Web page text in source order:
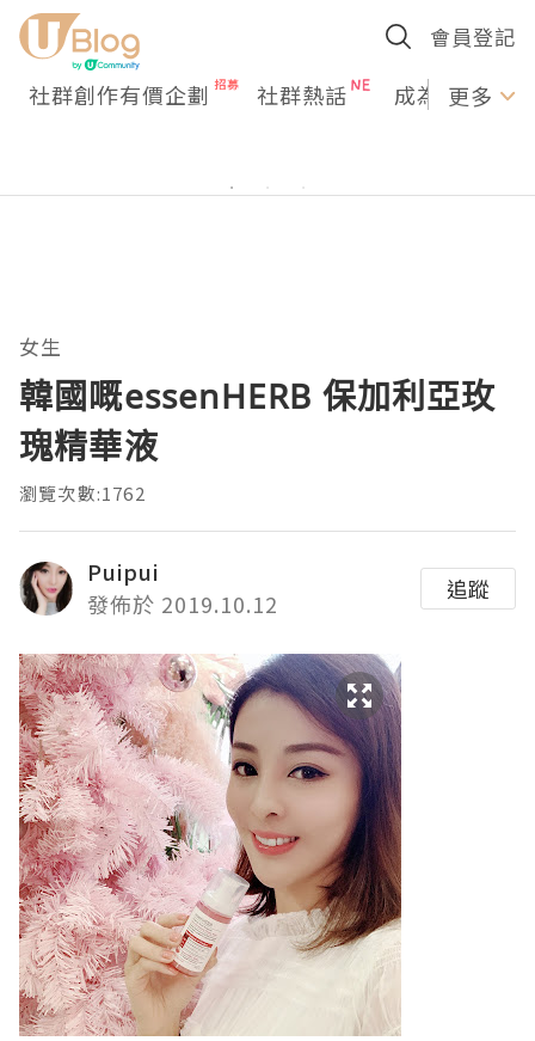
會員登記
社群創作有價企劃 社群熱話 成為U更多
女生
韓國嘅essenHERB 保加利亞玫
瑰精華液
瀏覽次數:1762
Puipui
發佈於 2019.10.12
追蹤